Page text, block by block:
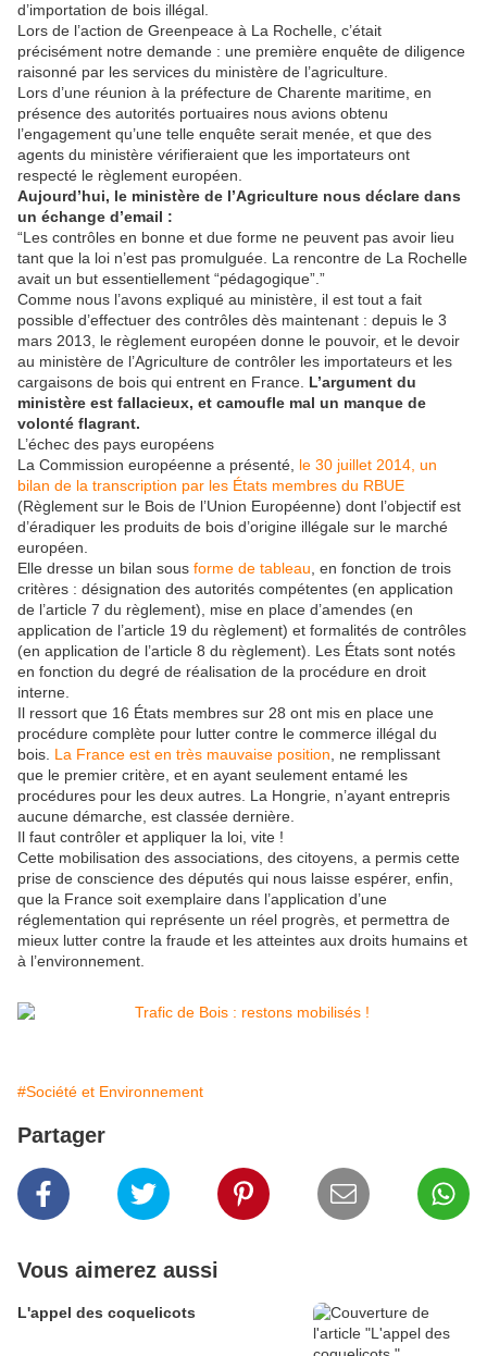
d’importation de bois illégal.
Lors de l’action de Greenpeace à La Rochelle, c’était
précisément notre demande : une première enquête de diligence
raisonné par les services du ministère de l’agriculture.
Lors d’une réunion à la préfecture de Charente maritime, en
présence des autorités portuaires nous avions obtenu
l’engagement qu’une telle enquête serait menée, et que des
agents du ministère vérifieraient que les importateurs ont
respecté le règlement européen.
Aujourd’hui, le ministère de l’Agriculture nous déclare dans
un échange d’email :
“Les contrôles en bonne et due forme ne peuvent pas avoir lieu
tant que la loi n’est pas promulguée. La rencontre de La Rochelle
avait un but essentiellement “pédagogique”.”
Comme nous l’avons expliqué au ministère, il est tout a fait
possible d’effectuer des contrôles dès maintenant : depuis le 3
mars 2013, le règlement européen donne le pouvoir, et le devoir
au ministère de l’Agriculture de contrôler les importateurs et les
cargaisons de bois qui entrent en France. L’argument du
ministère est fallacieux, et camoufle mal un manque de
volonté flagrant.
L’échec des pays européens
La Commission européenne a présenté, le 30 juillet 2014, un
bilan de la transcription par les États membres du RBUE
(Règlement sur le Bois de l’Union Européenne) dont l’objectif est
d’éradiquer les produits de bois d’origine illégale sur le marché
européen.
Elle dresse un bilan sous forme de tableau , en fonction de trois
critères : désignation des autorités compétentes (en application
de l’article 7 du règlement), mise en place d’amendes (en
application de l’article 19 du règlement) et formalités de contrôles
(en application de l’article 8 du règlement). Les États sont notés
en fonction du degré de réalisation de la procédure en droit
interne.
Il ressort que 16 États membres sur 28 ont mis en place une
procédure complète pour lutter contre le commerce illégal du
bois. La France est en très mauvaise position , ne remplissant
que le premier critère, et en ayant seulement entamé les
procédures pour les deux autres. La Hongrie, n’ayant entrepris
aucune démarche, est classée dernière.
Il faut contrôler et appliquer la loi, vite !
Cette mobilisation des associations, des citoyens, a permis cette
prise de conscience des députés qui nous laisse espérer, enfin,
que la France soit exemplaire dans l’application d’une
réglementation qui représente un réel progrès, et permettra de
mieux lutter contre la fraude et les atteintes aux droits humains et
à l’environnement.
#Société et Environnement
Partager
Vous aimerez aussi
L'appel des coquelicots